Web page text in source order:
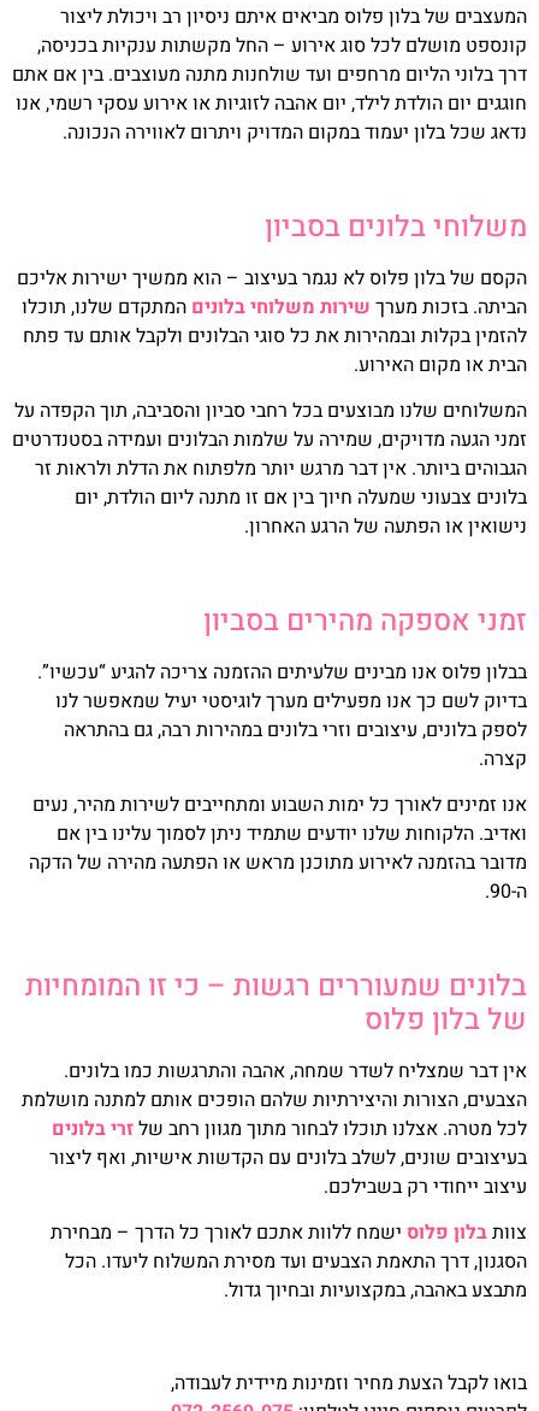
המעצבים של בלון פלוס מביאים איתם ניסיון רב ויכולת ליצור
קונספט מושלם לכל סוג אירוע – החל מקשתות ענקיות בכניסה,
דרך בלוני הליום מרחפים ועד שולחנות מתנה מעוצבים. בין אם אתם
חוגגים יום הולדת לילד, יום אהבה לזוגיות או אירוע עסקי רשמי, אנו
נדאג שכל בלון יעמוד במקום המדויק ויתרום לאווירה הנכונה.
משלוחי בלונים בסביון
הקסם של בלון פלוס לא נגמר בעיצוב – הוא ממשיך ישירות אליכם
הביתה. בזכות מערך שירות משלוחי בלונים המתקדם שלנו, תוכלו
להזמין בקלות ובמהירות את כל סוגי הבלונים ולקבל אותם עד פתח
הבית או מקום האירוע.
המשלוחים שלנו מבוצעים בכל רחבי סביון והסביבה, תוך הקפדה על
זמני הגעה מדויקים, שמירה על שלמות הבלונים ועמידה בסטנדרטים
הגבוהים ביותר. אין דבר מרגש יותר מלפתוח את הדלת ולראות זר
בלונים צבעוני שמעלה חיוך בין אם זו מתנה ליום הולדת, יום
נישואין או הפתעה של הרגע האחרון.
זמני אספקה מהירים בסביון
בבלון פלוס אנו מבינים שלעיתים ההזמנה צריכה להגיע “עכשיו”.
בדיוק לשם כך אנו מפעילים מערך לוגיסטי יעיל שמאפשר לנו
לספק בלונים, עיצובים וזרי בלונים במהירות רבה, גם בהתראה
קצרה.
אנו זמינים לאורך כל ימות השבוע ומתחייבים לשירות מהיר, נעים
ואדיב. הלקוחות שלנו יודעים שתמיד ניתן לסמוך עלינו בין אם
מדובר בהזמנה לאירוע מתוכנן מראש או הפתעה מהירה של הדקה
ה-90.
בלונים שמעוררים רגשות – כי זו המומחיות
של בלון פלוס
אין דבר שמצליח לשדר שמחה, אהבה והתרגשות כמו בלונים.
הצבעים, הצורות והיצירתיות שלהם הופכים אותם למתנה מושלמת
לכל מטרה. אצלנו תוכלו לבחור מתוך מגוון רחב שלזרי בלונים
בעיצובים שונים, לשלב בלונים עם הקדשות אישיות, ואף ליצור
עיצוב ייחודי רק בשבילכם.
צוותבלון פלוס ישמח ללוות אתכם לאורך כל הדרך – מבחירת
הסגנון, דרך התאמת הצבעים ועד מסירת המשלוח ליעדו. הכל
מתבצע באהבה, במקצועיות ובחיוך גדול.
בואו לקבל הצעת מחיר וזמינות מיידית לעבודה,